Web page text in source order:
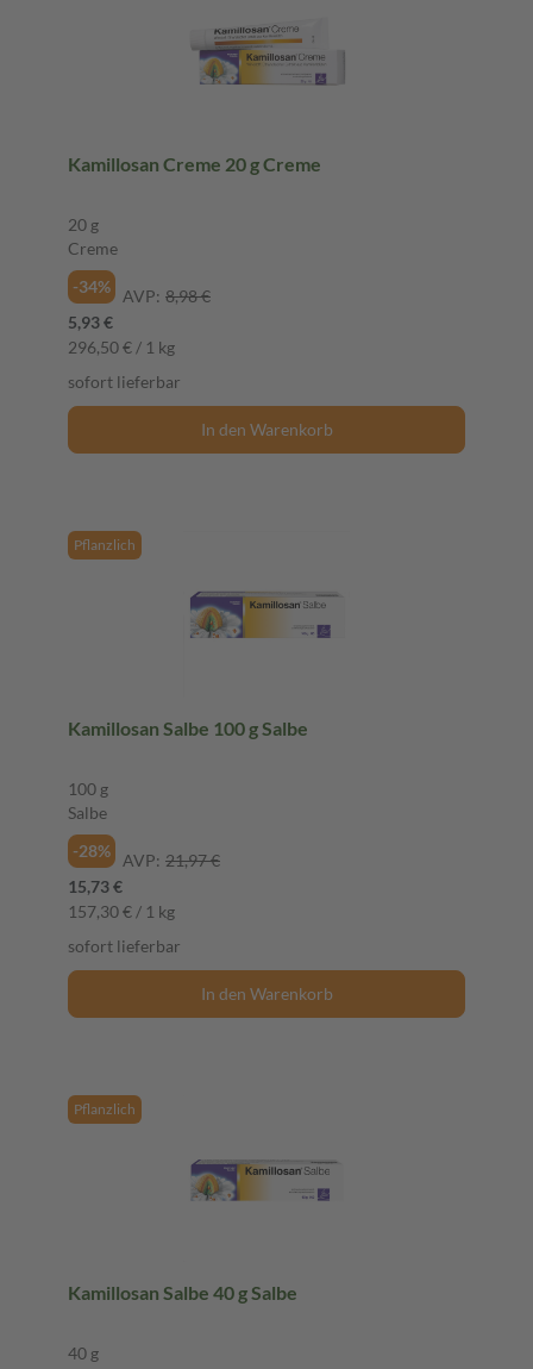
Kamillosan Creme 20 g Creme
20 g
Creme
-34%
AVP: 8,98 €
5,93 €
296,50 € / 1 kg
sofort lieferbar
In den Warenkorb
Pflanzlich
Kamillosan Salbe 100 g Salbe
100 g
Salbe
-28%
AVP: 21,97 €
15,73 €
157,30 € / 1 kg
sofort lieferbar
In den Warenkorb
Pflanzlich
Kamillosan Salbe 40 g Salbe
40 g